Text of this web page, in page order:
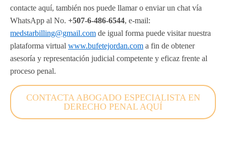
contacte aquí, también nos puede llamar o enviar un chat vía
WhatsApp al No. +507-6-486-6544, e-mail:
medstarbilling@gmail.com de igual forma puede visitar nuestra
plataforma virtual www.bufetejordan.com a fin de obtener
asesoría y representación judicial competente y eficaz frente al
proceso penal.
CONTACTA ABOGADO ESPECIALISTA EN
DERECHO PENAL AQUÍ